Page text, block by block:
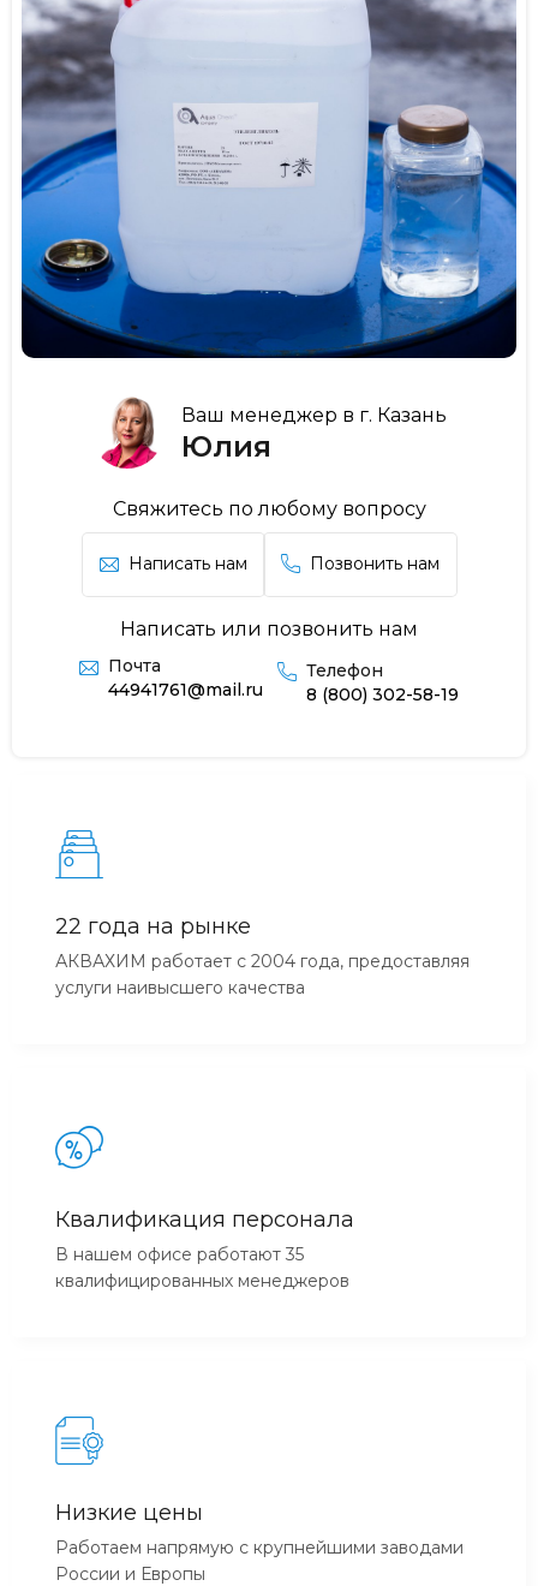
Ваш менеджер в г. Казань
Юлия
Свяжитесь по любому вопросу
Написать нам Позвонить нам
Написать или позвонить нам
Почта
44941761@mail.ru
Телефон
8 (800) 302-58-19
22 года на рынке
АКВАХИМ работает с 2004 года, предоставляя
услуги наивысшего качества
Квалификация персонала
В нашем офисе работают 35
квалифицированных менеджеров
Низкие цены
Работаем напрямую с крупнейшими заводами
России и Европы